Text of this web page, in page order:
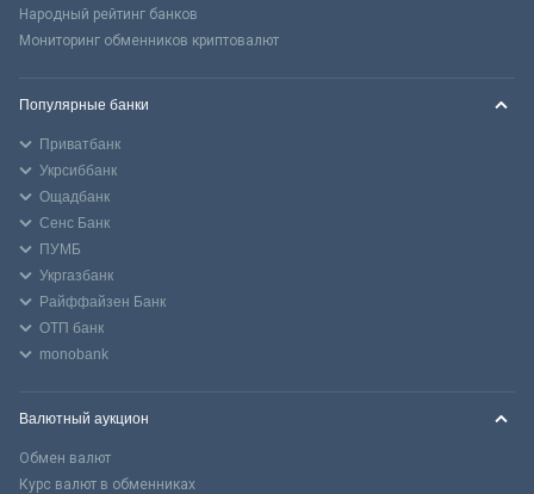
Народный рейтинг банков
Мониторинг обменников криптовалют
Популярные банки
Приватбанк
Укрсиббанк
Ощадбанк
Сенс Банк
ПУМБ
Укргазбанк
Райффайзен Банк
ОТП банк
monobank
Валютный аукцион
Обмен валют
Курс валют в обменниках